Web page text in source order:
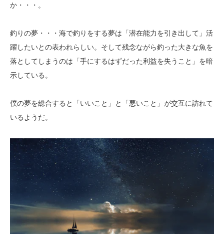
か・・・。
釣りの夢・・・海で釣りをする夢は「潜在能力を引き出して」活
躍したいとの表われらしい。そして残念ながら釣った大きな魚を
落としてしまうのは「手にするはずだった利益を失うこと」を暗
示している。
僕の夢を総合すると「いいこと」と「悪いこと」が交互に訪れて
いるようだ。